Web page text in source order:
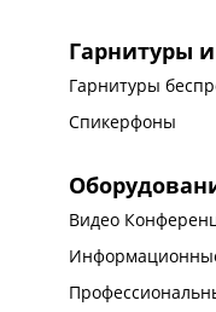
Гарнитуры
Гарнитуры
Спикерфоны
Видео